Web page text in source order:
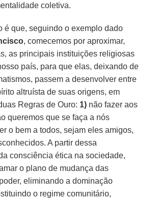
coletiva.
é que, seguindo o exemplo dado
, comecemos por aproximar,
as principais instituições religiosas
país, para que elas, deixando de
passem a desenvolver entre
altruísta de suas origens, em
Regras de Ouro: 1) não fazer aos
queremos que se faça a nós
o bem a todos, sejam eles amigos,
A partir dessa
consciência ética na sociedade,
o plano de mudança das
eliminando a dominação
o regime comunitário,